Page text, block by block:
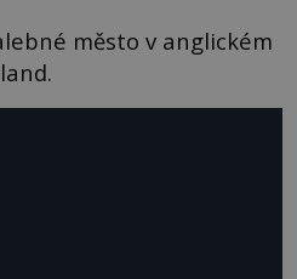
město v anglickém